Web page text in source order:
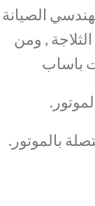
الصيانة
, ومن
باساب